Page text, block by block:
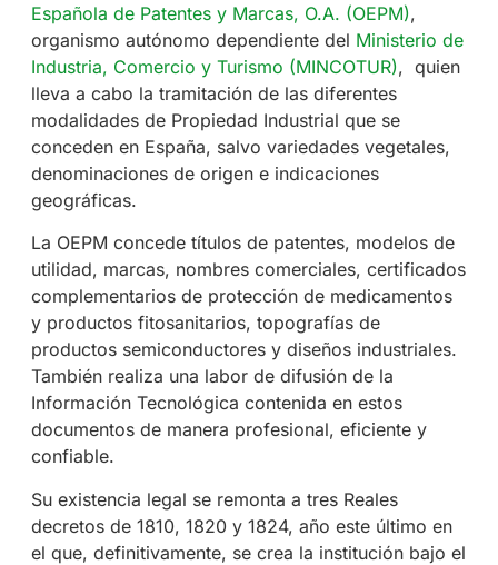
Española de Patentes y Marcas, O.A. (OEPM),
organismo autónomo dependiente del Ministerio de
Industria, Comercio y Turismo (MINCOTUR), quien
lleva a cabo la tramitación de las diferentes
modalidades de Propiedad Industrial que se
conceden en España, salvo variedades vegetales,
denominaciones de origen e indicaciones
geográficas.
La OEPM concede títulos de patentes, modelos de
utilidad, marcas, nombres comerciales, certificados
complementarios de protección de medicamentos
y productos fitosanitarios, topografías de
productos semiconductores y diseños industriales.
También realiza una labor de difusión de la
Información Tecnológica contenida en estos
documentos de manera profesional, eficiente y
confiable.
Su existencia legal se remonta a tres Reales
decretos de 1810, 1820 y 1824, año este último en
el que, definitivamente, se crea la institución bajo el